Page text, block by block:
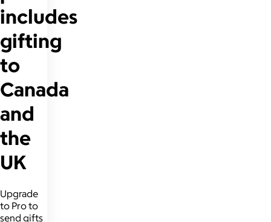
includes
gifting
to
Canada
and
the
UK
Upgrade
to Pro to
send gifts